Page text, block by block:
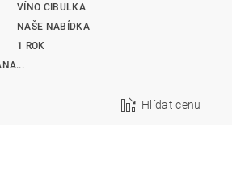
VÍNO CIBULKA
NAŠE NABÍDKA
1 ROK
Hlídat cenu